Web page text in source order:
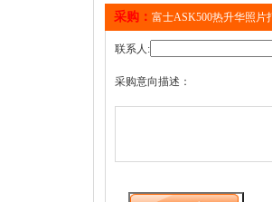
采购： 富士ASK500热升华照片
联系人:
采购意向描述：